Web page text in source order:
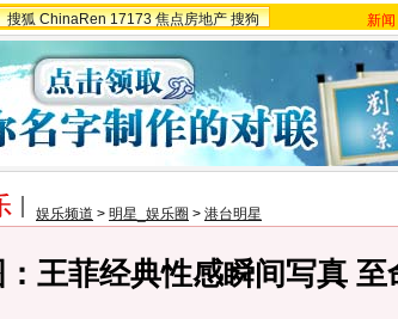
搜狐 ChinaRen 17173 焦点房地产 搜狗 新闻
娱乐频道 > 明星_娱乐圈 > 港台明星
王菲经典性感瞬间写真 至